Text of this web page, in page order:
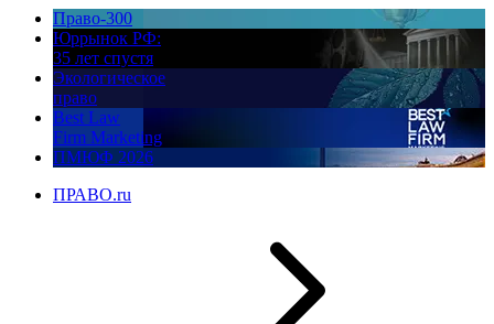
Право-300
Юррынок РФ:
35 лет спустя
Экологическое
право
Best Law
Firm Marketing
ПМЮФ 2026
ПРАВО.ru